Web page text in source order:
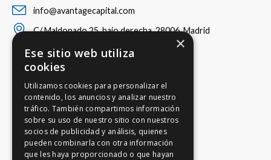
info@avantagecapital.com
C/ Maldonado 25, bajo derecha, 28006, Madrid
×
Ese sitio web utiliza
cookies
Utilizamos cookies para personalizar el
contenido, los anuncios y analizar nuestro
tráfico. También compartimos información
sobre su uso de nuestro sitio con nuestros
socios de publicidad y análisis, quienes
pueden combinarla con otra información
que les haya proporcionado o que hayan